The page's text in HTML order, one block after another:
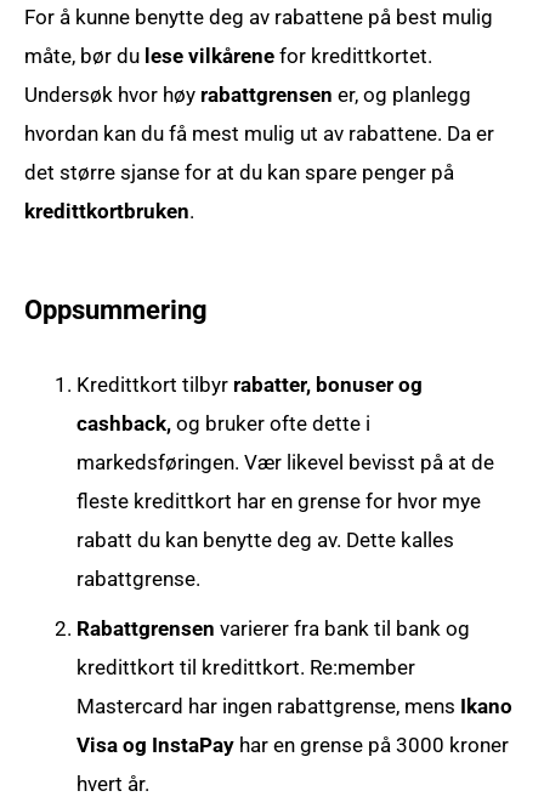
For å kunne benytte deg av rabattene på best mulig
måte, bør du lese vilkårene for kredittkortet.
Undersøk hvor høy rabattgrensener, og planlegg
hvordan kan du få mest mulig ut av rabattene. Da er
det større sjanse for at du kan spare penger på
kredittkortbruken.
Oppsummering
Kredittkort tilbyr rabatter, bonuser og
cashback,og bruker ofte dette i
markedsføringen. Vær likevel bevisst på at de
fleste kredittkort har en grense for hvor mye
rabatt du kan benytte deg av. Dette kalles
rabattgrense.
Rabattgrensen varierer fra bank til bank og
kredittkort til kredittkort. Re:member
Mastercard har ingen rabattgrense, mens Ikano
Visa og InstaPayhar en grense på 3000 kroner
hvert år.